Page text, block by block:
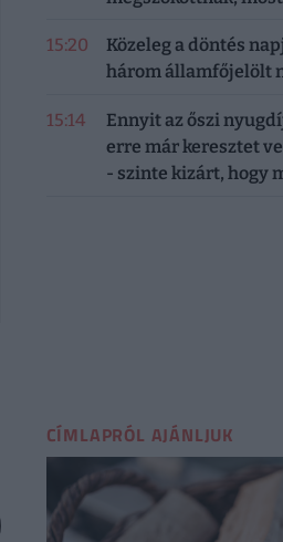
15:20
Közeleg a döntés
három államfőjelölt
15:14
Ennyit az őszi
erre már keresztet
- szinte kizárt, hogy
CÍMLAPRÓL AJÁNLJUK